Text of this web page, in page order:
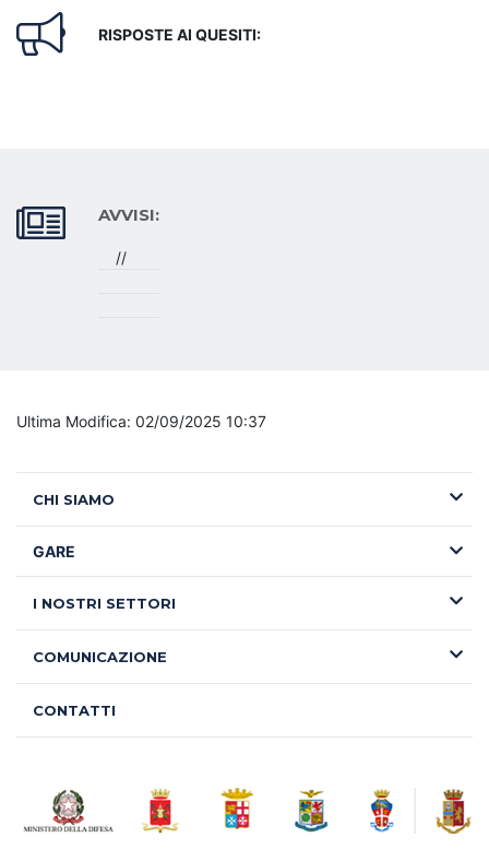
RISPOSTE AI QUESITI:
AVVISI:
//
Ultima Modifica: 02/09/2025 10:37
CHI SIAMO
GARE
I NOSTRI SETTORI
COMUNICAZIONE
CONTATTI